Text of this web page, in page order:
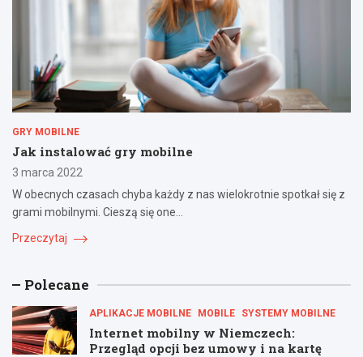
GRY MOBILNE
Jak instalować gry mobilne
3 marca 2022
W obecnych czasach chyba każdy z nas wielokrotnie spotkał się z
grami mobilnymi. Cieszą się one…
Przeczytaj
Polecane
APLIKACJE MOBILNE MOBILE SYSTEMY MOBILNE
Internet mobilny w Niemczech:
Przegląd opcji bez umowy i na kartę